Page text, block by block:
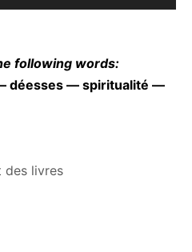
following words:
déesses — spiritualité —
des livres